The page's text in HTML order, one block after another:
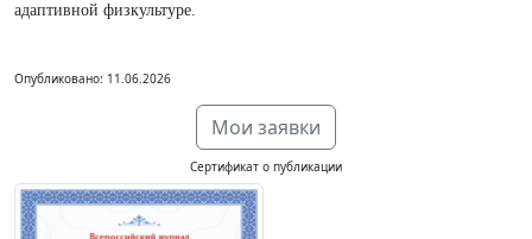
адаптивной физкультуре.
Опубликовано: 11.06.2026
Мои заявки
Сертификат о публикации